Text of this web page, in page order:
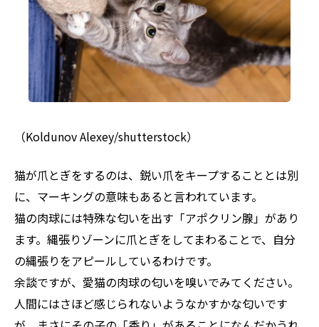
（Koldunov Alexey/shutterstock）
猫が爪とぎをするのは、鋭い爪をキープすることとは別
に、マーキングの意味もあると言われています。
猫の肉球には特殊な匂いを出す「アポクリン腺」があり
ます。縄張りゾーンに爪とぎをしてまわることで、自分
の縄張りをアピールしているわけです。
余談ですが、愛猫の肉球の匂いを嗅いでみてください。
人間にはさほど感じられないようなかすかな匂いです